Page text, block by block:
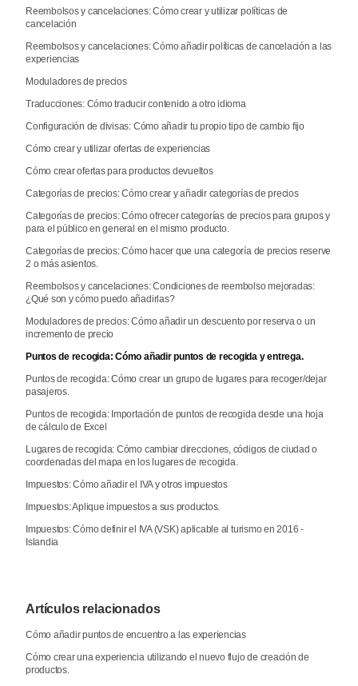
Reembolsos y cancelaciones: Cómo crear y utilizar políticas de
cancelación
Reembolsos y cancelaciones: Cómo añadir políticas de cancelación a las
experiencias
Moduladores de precios
Traducciones: Cómo traducir contenido a otro idioma
Configuración de divisas: Cómo añadir tu propio tipo de cambio fijo
Cómo crear y utilizar ofertas de experiencias
Cómo crear ofertas para productos devueltos
Categorías de precios: Cómo crear y añadir categorías de precios
Categorías de precios: Cómo ofrecer categorías de precios para grupos y
para el público en general en el mismo producto.
Categorías de precios: Cómo hacer que una categoría de precios reserve
2 o más asientos.
Reembolsos y cancelaciones: Condiciones de reembolso mejoradas:
¿Qué son y cómo puedo añadirlas?
Moduladores de precios: Cómo añadir un descuento por reserva o un
incremento de precio
Puntos de recogida: Cómo añadir puntos de recogida y entrega.
Puntos de recogida: Cómo crear un grupo de lugares para recoger/dejar
pasajeros.
Puntos de recogida: Importación de puntos de recogida desde una hoja
de cálculo de Excel
Lugares de recogida: Cómo cambiar direcciones, códigos de ciudad o
coordenadas del mapa en los lugares de recogida.
Impuestos: Cómo añadir el IVA y otros impuestos
Impuestos: Aplique impuestos a sus productos.
Impuestos: Cómo definir el IVA (VSK) aplicable al turismo en 2016 -
Islandia
Artículos relacionados
Cómo añadir puntos de encuentro a las experiencias
Cómo crear una experiencia utilizando el nuevo flujo de creación de
productos.